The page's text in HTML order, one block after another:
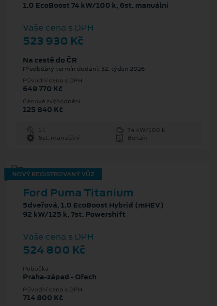
1.0 EcoBoost 74 kW/100 k, 6st. manuální
Vaše cena s DPH
523 930 Kč
Na cestě do ČR
Předběžný termín dodání: 32. týden 2026
Původní cena s DPH
649 770 Kč
Cenové zvýhodnění
125 840 Kč
1 l
74 kW/100 k
6st. manuální
Benzín
NOVÝ REGISTROVANÝ VŮZ
Ford Puma Titanium
5dveřová, 1.0 EcoBoost Hybrid (mHEV)
92 kW/125 k, 7st. Powershift
Vaše cena s DPH
524 800 Kč
Pobočka
Praha-západ - Ořech
Původní cena s DPH
714 800 Kč